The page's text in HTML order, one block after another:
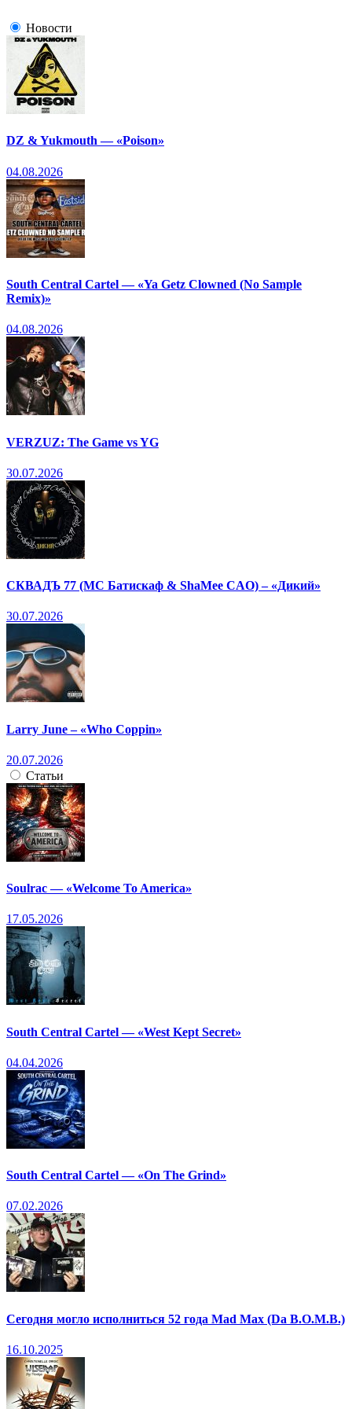
Новости
DZ & Yukmouth — «Poison»
04.08.2026
South Central Cartel — «Ya Getz Clowned (No Sample
Remix)»
04.08.2026
VERZUZ: The Game vs YG
30.07.2026
СКВАДЪ 77 (МС Батискаф & ShaMee CAO) – «Дикий»
30.07.2026
Larry June – «Who Coppin»
20.07.2026
Статьи
Soulrac — «Welcome To America»
17.05.2026
South Central Cartel — «West Kept Secret»
04.04.2026
South Central Cartel — «On The Grind»
07.02.2026
Сегодня могло исполниться 52 года Mad Max (Da B.O.M.B.)
16.10.2025